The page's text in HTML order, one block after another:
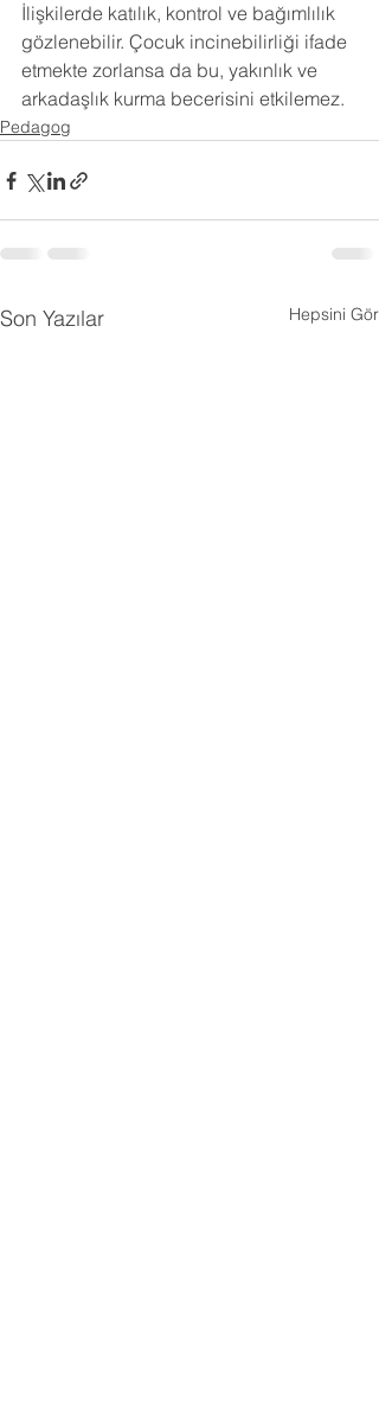
İlişkilerde katılık, kontrol ve bağımlılık
gözlenebilir. Çocuk incinebilirliği ifade
etmekte zorlansa da bu, yakınlık ve
arkadaşlık kurma becerisini etkilemez.
Pedagog
Son Yazılar Hepsini Gör